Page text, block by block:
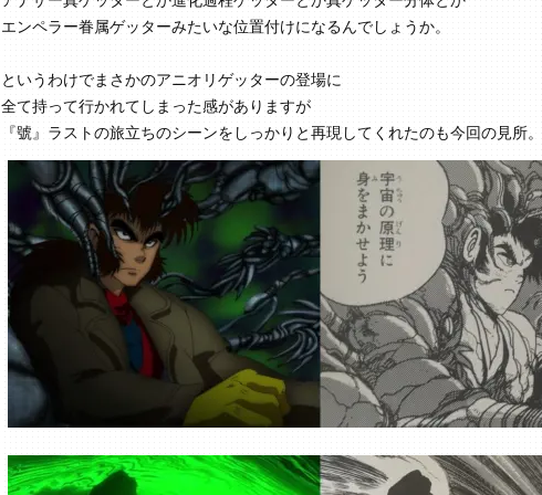
エンペラー眷属ゲッターみたいな位置付けになるんでしょうか。
というわけでまさかのアニオリゲッターの登場に
全て持って行かれてしまった感がありますが
『號』ラストの旅立ちのシーンをしっかりと再現してくれたのも今回の見所。